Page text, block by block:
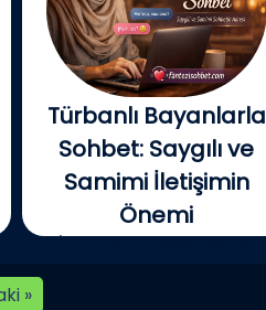
Türbanlı Bayanlarla
Sohbet: Saygılı ve
Samimi İletişimin
Önemi
İnternetin gelişmesiyle
»